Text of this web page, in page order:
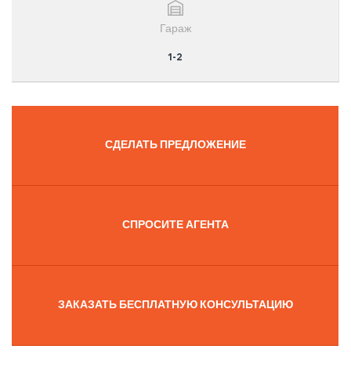
Гараж
1-2
СДЕЛАТЬ ПРЕДЛОЖЕНИЕ
СПРОСИТЕ АГЕНТА
ЗАКАЗАТЬ БЕСПЛАТНУЮ КОНСУЛЬТАЦИЮ